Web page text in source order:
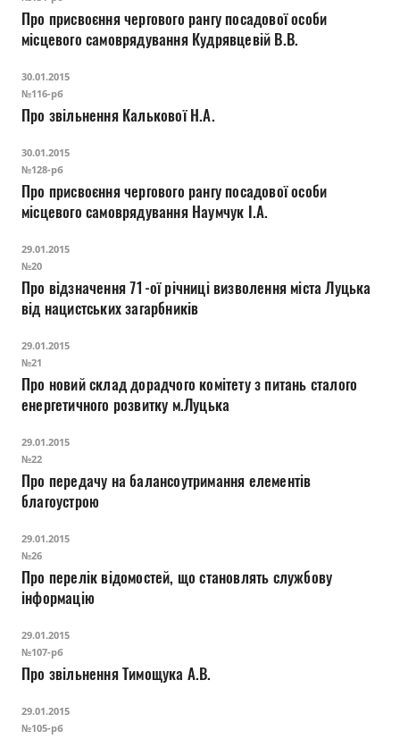
Про присвоєння чергового рангу посадової особи
місцевого самоврядування Кудрявцевій В.В.
30.01.2015
№116-рб
Про звільнення Калькової Н.А.
30.01.2015
№128-рб
Про присвоєння чергового рангу посадової особи
місцевого самоврядування Наумчук І.А.
29.01.2015
№20
Про відзначення 71-ої річниці визволення міста Луцька
від нацистських загарбників
29.01.2015
№21
Про новий склад дорадчого комітету з питань сталого
енергетичного розвитку м.Луцька
29.01.2015
№22
Про передачу на балансоутримання елементів
благоустрою
29.01.2015
№26
Про перелік відомостей, що становлять службову
інформацію
29.01.2015
№107-рб
Про звільнення Тимощука А.В.
29.01.2015
№105-рб